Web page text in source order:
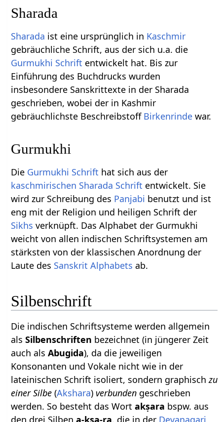
Sharada
Sharada ist eine ursprünglich in Kaschmir
gebräuchliche Schrift, aus der sich u.a. die
Gurmukhi Schrift entwickelt hat. Bis zur
Einführung des Buchdrucks wurden
insbesondere Sanskrittexte in der Sharada
geschrieben, wobei der in Kashmir
gebräuchlichste Beschreibstoff Birkenrinde war.
Gurmukhi
Die Gurmukhi Schrift hat sich aus der
kaschmirischen Sharada Schrift entwickelt. Sie
wird zur Schreibung des Panjabi benutzt und ist
eng mit der Religion und heiligen Schrift der
Sikhs verknüpft. Das Alphabet der Gurmukhi
weicht von allen indischen Schriftsystemen am
stärksten von der klassischen Anordnung der
Laute des Sanskrit Alphabets ab.
Silbenschrift
Die indischen Schriftsysteme werden allgemein
alsSilbenschriften bezeichnet (in jüngerer Zeit
auch alsAbugida), da die jeweiligen
Konsonanten und Vokale nicht wie in der
lateinischen Schrift isoliert, sondern graphischzu
einer Silbe (Akshara) verbunden geschrieben
werden. So besteht das Wortakṣara bspw. aus